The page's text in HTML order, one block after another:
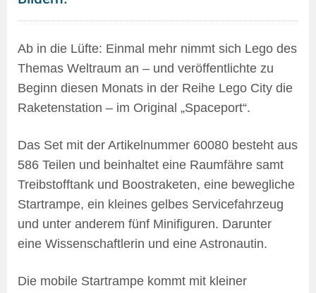
Ab in die Lüfte: Einmal mehr nimmt sich Lego des
Themas Weltraum an – und veröffentlichte zu
Beginn diesen Monats in der Reihe Lego City die
Raketenstation – im Original „Spaceport“.
Das Set mit der Artikelnummer 60080 besteht aus
586 Teilen und beinhaltet eine Raumfähre samt
Treibstofftank und Boostraketen, eine bewegliche
Startrampe, ein kleines gelbes Servicefahrzeug
und unter anderem fünf Minifiguren. Darunter
eine Wissenschaftlerin und eine Astronautin.
Die mobile Startrampe kommt mit kleiner